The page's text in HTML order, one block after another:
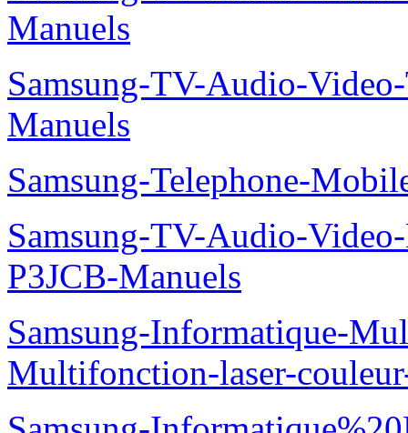
Manuels
Samsung-TV-Audio-
Manuels
Samsung-Telephone-
Samsung-TV-Audio-
P3JCB-Manuels
Samsung-Informatique-
Multifonction-laser-